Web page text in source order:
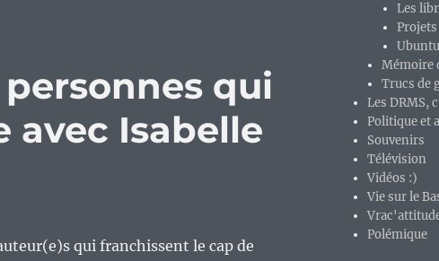
qui
avec Isabelle
qui franchissent le cap de
Les
Mémoire
Trucs de
Les DRMS,
Politique et
Souvenirs
Télévision
Vidéos :)
Vie sur le
Polémique